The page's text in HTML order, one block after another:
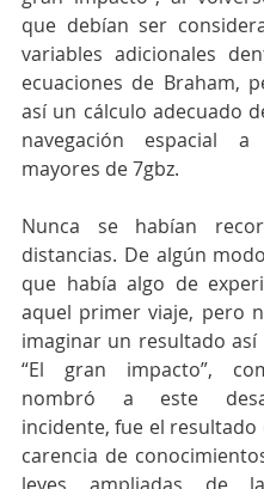
que debían ser
variables adicionales
ecuaciones de Braham,
así un cálculo adecuado
navegación espacial a
mayores de 7gbz.
Nunca se habían
distancias. De algún
que había algo de
aquel primer viaje, pero
imaginar un resultado así
“El gran impacto”,
nombró a este
incidente, fue el resultado
carencia de